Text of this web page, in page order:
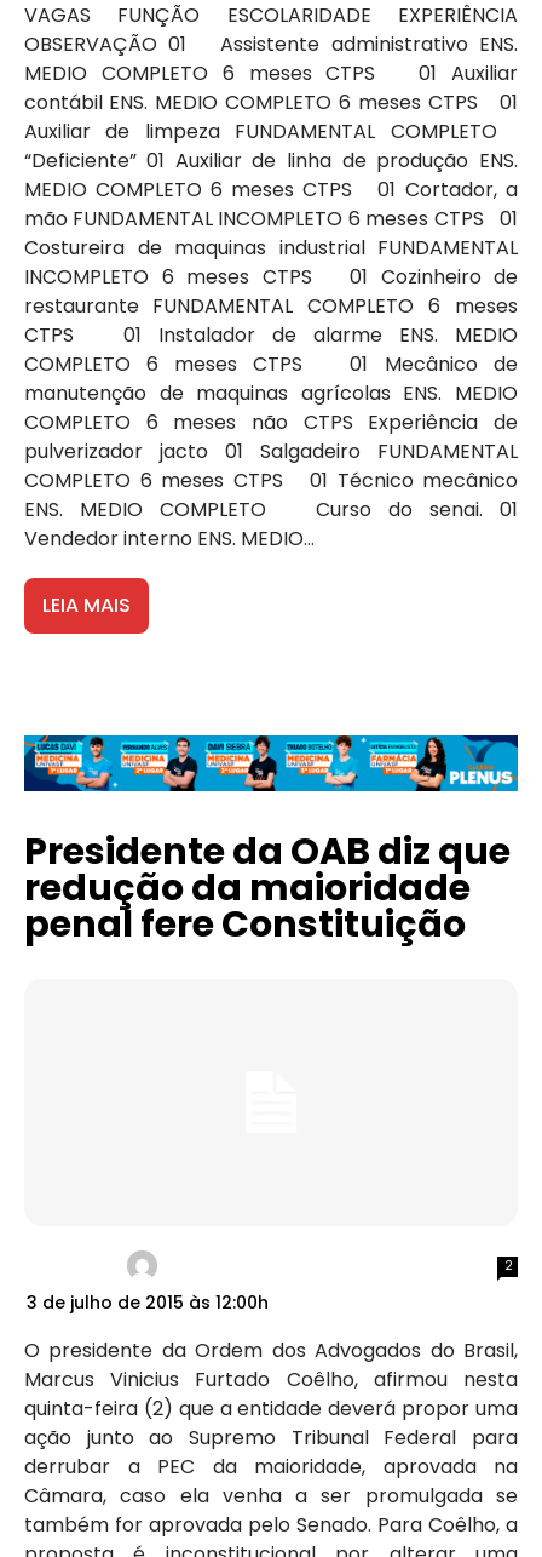
VAGAS FUNÇÃO ESCOLARIDADE EXPERIÊNCIA
OBSERVAÇÃO 01 Assistente administrativo ENS.
MEDIO COMPLETO 6 meses CTPS 01 Auxiliar
contábil ENS. MEDIO COMPLETO 6 meses CTPS 01
Auxiliar de limpeza FUNDAMENTAL COMPLETO
“Deficiente” 01 Auxiliar de linha de produção ENS.
MEDIO COMPLETO 6 meses CTPS 01 Cortador, a
mão FUNDAMENTAL INCOMPLETO 6 meses CTPS 01
Costureira de maquinas industrial FUNDAMENTAL
INCOMPLETO 6 meses CTPS 01 Cozinheiro de
restaurante FUNDAMENTAL COMPLETO 6 meses
CTPS 01 Instalador de alarme ENS. MEDIO
COMPLETO 6 meses CTPS 01 Mecânico de
manutenção de maquinas agrícolas ENS. MEDIO
COMPLETO 6 meses não CTPS Experiência de
pulverizador jacto 01 Salgadeiro FUNDAMENTAL
COMPLETO 6 meses CTPS 01 Técnico mecânico
ENS. MEDIO COMPLETO Curso do senai. 01
Vendedor interno ENS. MEDIO...
LEIA MAIS
Presidente da OAB diz que
redução da maioridade
penal fere Constituição
3 de julho de 2015 às 12:00h
2
O presidente da Ordem dos Advogados do Brasil,
Marcus Vinicius Furtado Coêlho, afirmou nesta
quinta-feira (2) que a entidade deverá propor uma
ação junto ao Supremo Tribunal Federal para
derrubar a PEC da maioridade, aprovada na
Câmara, caso ela venha a ser promulgada se
também for aprovada pelo Senado. Para Coêlho, a